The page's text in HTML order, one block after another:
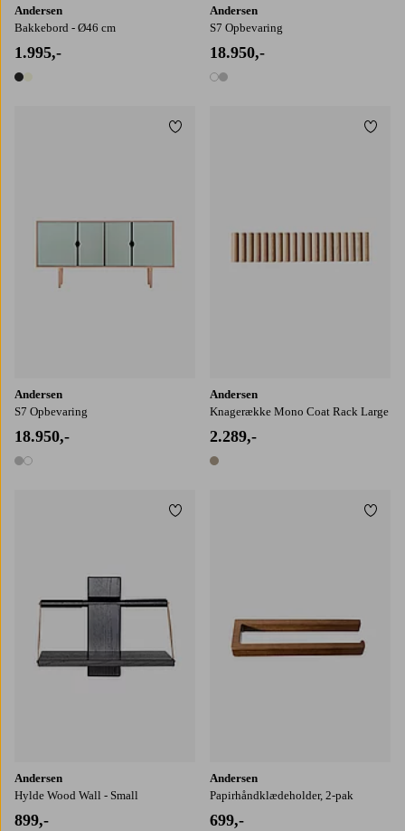
Andersen
Bakkebord - Ø46 cm
1.995,-
2 farver
Andersen
S7 Opbevaring
18.950,-
2 farver
Andersen
S7 Opbevaring
18.950,-
2 farver
Tilføj til favoritter
Andersen
Knagerække Mono Coat Rack Large
2.289,-
1 farve
Andersen
Hylde Wood Wall - Small
899,-
Tilføj til favoritter
Andersen
Papirhåndklædeholder, 2-pak
699,-